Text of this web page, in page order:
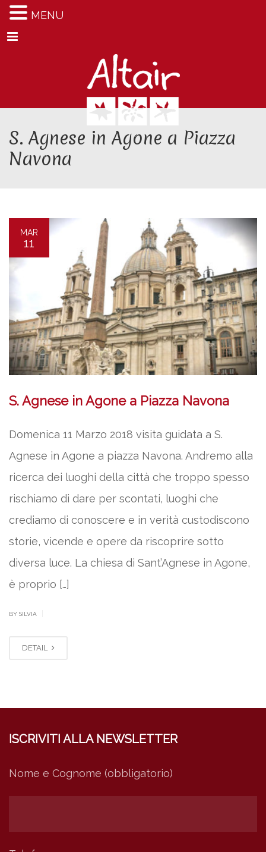
Menu
S. Agnese in Agone a Piazza
Navona
MAR
11
S. Agnese in Agone a Piazza Navona
Domenica 11 Marzo 2018 visita guidata a S.
Agnese in Agone a piazza Navona. Andremo alla
ricerca dei luoghi della città che troppo spesso
rischiamo di dare per scontati, luoghi che
crediamo di conoscere e in verità custodiscono
storie, vicende e opere da riscoprire sotto
diversa luce. La chiesa di Sant’Agnese in Agone,
è proprio […]
BY SILVIA
DETAIL
ISCRIVITI ALLA NEWSLETTER
Nome e Cognome (obbligatorio)
MENU